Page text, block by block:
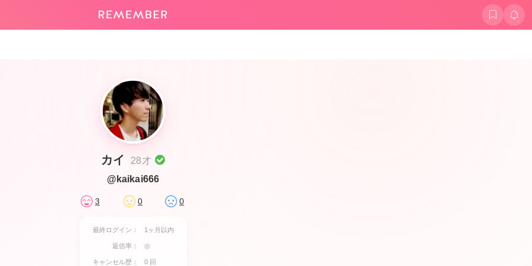
カイ
28才
@kaikai666
3 0 0
最終ログイン： 1ヶ月以内
返信率： ◎
キャンセル歴： 0 回